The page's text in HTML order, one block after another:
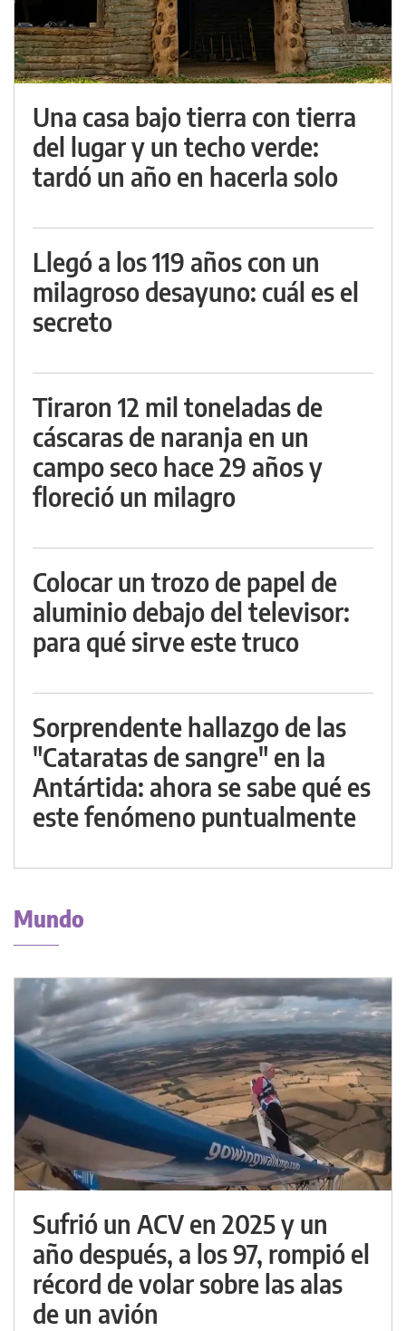
Una casa bajo tierra con tierra
del lugar y un techo verde:
tardó un año en hacerla solo
Llegó a los 119 años con un
milagroso desayuno: cuál es el
secreto
Tiraron 12 mil toneladas de
cáscaras de naranja en un
campo seco hace 29 años y
floreció un milagro
Colocar un trozo de papel de
aluminio debajo del televisor:
para qué sirve este truco
Sorprendente hallazgo de las
"Cataratas de sangre" en la
Antártida: ahora se sabe qué es
este fenómeno puntualmente
Mundo
Sufrió un ACV en 2025 y un
año después, a los 97, rompió el
récord de volar sobre las alas
de un avión